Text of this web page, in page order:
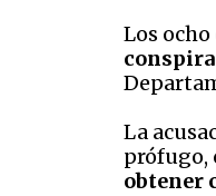
Los ocho
La
prófugo,
obtener